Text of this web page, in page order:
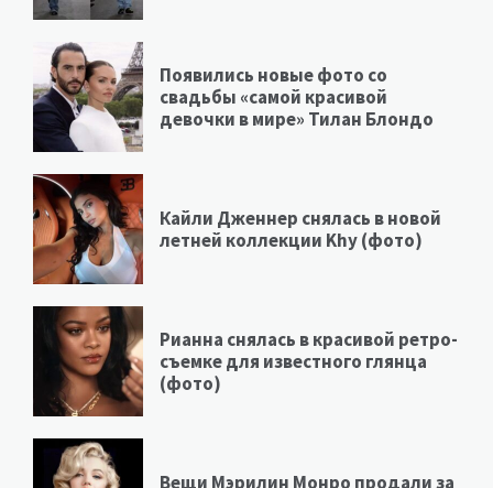
Появились новые фото со
свадьбы «самой красивой
девочки в мире» Тилан Блондо
Кайли Дженнер снялась в новой
летней коллекции Khy (фото)
Рианна снялась в красивой ретро-
съемке для известного глянца
(фото)
Вещи Мэрилин Монро продали за